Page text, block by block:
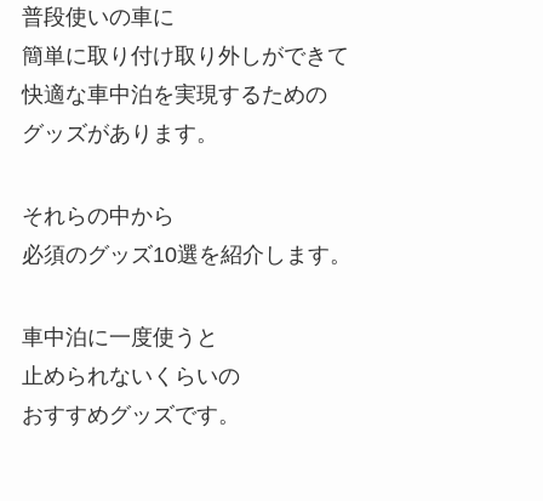
普段使いの車に
簡単に取り付け取り外しができて
快適な車中泊を実現するための
グッズがあります。
それらの中から
必須のグッズ10選を紹介します。
車中泊に一度使うと
止められないくらいの
おすすめグッズです。